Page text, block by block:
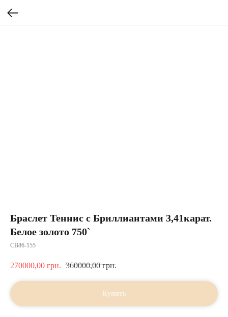
Браслет Теннис с Бриллиантами 3,41карат.
Белое золото 750`
CВ86-155
270000,00 грн. 360000,00 грн.
Купить